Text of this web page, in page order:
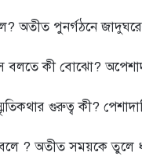
অতীত পুনর্গঠনে
বলতে কী বোঝো?
গুরুত্ব কী?
? অতীত সময়কে তুলে